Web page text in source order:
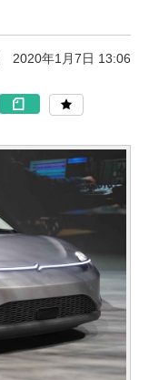
2020年1月7日 13:06